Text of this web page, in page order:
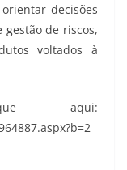
decisões
gestão de riscos,
voltados à
aqui: